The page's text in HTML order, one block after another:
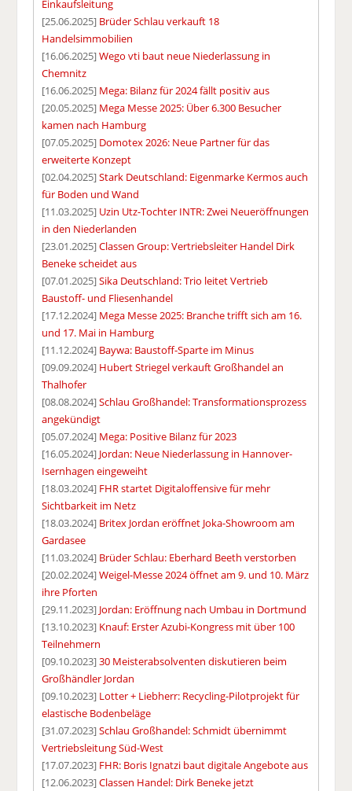
Einkaufsleitung
[25.06.2025] Brüder Schlau verkauft 18
Handelsimmobilien
[16.06.2025]Wego vti baut neue Niederlassung in
Chemnitz
[16.06.2025] Mega: Bilanz für 2024 fällt positiv aus
[20.05.2025] Mega Messe 2025: Über 6.300 Besucher
kamen nach Hamburg
[07.05.2025] Domotex 2026: Neue Partner für das
erweiterte Konzept
[02.04.2025]Stark Deutschland: Eigenmarke Kermos auch
für Boden und Wand
[11.03.2025] Uzin Utz-Tochter INTR: Zwei Neueröffnungen
in den Niederlanden
[23.01.2025]Classen Group: Vertriebsleiter Handel Dirk
Beneke scheidet aus
[07.01.2025]Sika Deutschland: Trio leitet Vertrieb
Baustoff- und Fliesenhandel
[17.12.2024] Mega Messe 2025: Branche trifft sich am 16.
und 17. Mai in Hamburg
[11.12.2024] Baywa: Baustoff-Sparte im Minus
[09.09.2024] Hubert Striegel verkauft Großhandel an
Thalhofer
[08.08.2024]Schlau Großhandel: Transformationsprozess
angekündigt
[05.07.2024] Mega: Positive Bilanz für 2023
[16.05.2024] Jordan: Neue Niederlassung in Hannover-
Isernhagen eingeweiht
[18.03.2024] FHR startet Digitaloffensive für mehr
Sichtbarkeit im Netz
[18.03.2024] Britex Jordan eröffnet Joka-Showroom am
Gardasee
[11.03.2024] Brüder Schlau: Eberhard Beeth verstorben
[20.02.2024]Weigel-Messe 2024 öffnet am 9. und 10. März
ihre Pforten
[29.11.2023] Jordan: Eröffnung nach Umbau in Dortmund
[13.10.2023] Knauf: Erster Azubi-Kongress mit über 100
Teilnehmern
[09.10.2023]30 Meisterabsolventen diskutieren beim
Großhändler Jordan
[09.10.2023] Lotter + Liebherr: Recycling-Pilotprojekt für
elastische Bodenbeläge
[31.07.2023]Schlau Großhandel: Schmidt übernimmt
Vertriebsleitung Süd-West
[17.07.2023] FHR: Boris Ignatzi baut digitale Angebote aus
[12.06.2023]Classen Handel: Dirk Beneke jetzt